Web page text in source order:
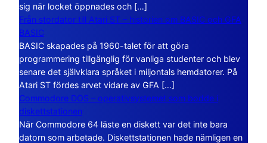
sig när locket öppnades och […]
Från stordator till Atari ST – historien om BASIC och GFA
BASIC
BASIC skapades på 1960-talet för att göra
programmering tillgänglig för vanliga studenter och blev
senare det självklara språket i miljontals hemdatorer. På
Atari ST fördes arvet vidare av GFA […]
Commodore DOS – operativsystemet som bodde i
diskettstationen
När Commodore 64 läste en diskett var det inte bara
datorn som arbetade. Diskettstationen hade nämligen en